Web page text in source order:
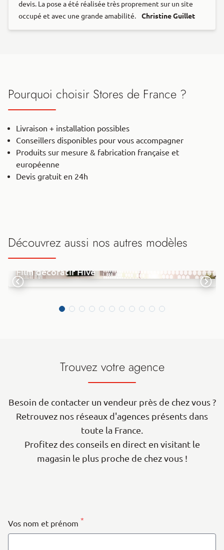
devis. La pose a été réalisée très proprement sur un site
occupé et avec une grande amabilité.
Christine Guillet
Pourquoi choisir Stores de France ?
Livraison + installation possibles
Conseillers disponibles pour vous accompagner
Produits sur mesure & fabrication française et
européenne
Devis gratuit en 24h
Découvrez aussi nos autres modèles
Film décoratif Hive
Trouvez votre agence
Besoin de contacter un vendeur près de chez vous ?
Retrouvez nos réseaux d'agences présents dans
toute la France.
Profitez des conseils en direct en visitant le
magasin le plus proche de chez vous !
Vos nom et prénom *